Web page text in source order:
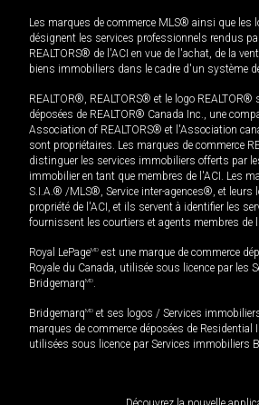
Les marques de commerce MLS® ainsi que les
désignent les services professionnels rendus
REALTORS® de l'ACI en vue de l'achat, de la
biens immobiliers dans le cadre d'un système
REALTOR®, REALTORS® et le logo
déposées de REALTOR® Canada Inc., une
Association of REALTORS® et l'Association
sont propriétaires. Les marques de commerce
distinguer les services immobiliers offerts par
immobilier en tant que membres de l'ACI. Les
S.I.A.® /MLS®, Service inter-agences®, et leurs
propriété de l'ACI, et ils servent à identifier les
fournissent les courtiers et agents membres de
Royal LePageMD est une marque de commerce
Royale du Canada, utilisée sous licence par les
BridgemarqMD.
BridgemarqMD et ses logos / Services
marques de commerce déposées de Residential
utilisées sous licence par Services immobiliers